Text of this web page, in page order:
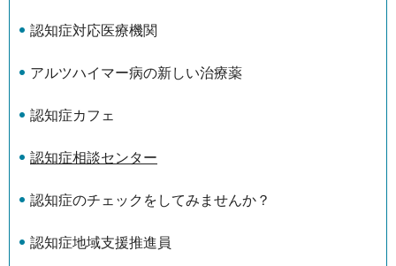
認知症対応医療機関
アルツハイマー病の新しい治療薬
認知症カフェ
認知症相談センター
認知症のチェックをしてみませんか？
認知症地域支援推進員